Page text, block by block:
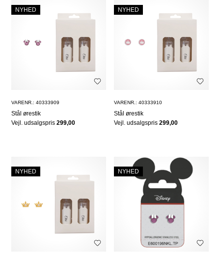
NYHED
VARENR.: 40333909
Stål ørestik
Vejl. udsalgspris 299,00
NYHED
VARENR.: 40333910
Stål ørestik
Vejl. udsalgspris299,00
NYHED NYHED